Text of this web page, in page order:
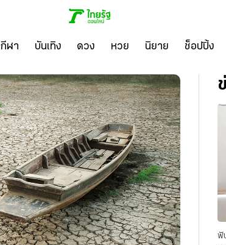
กีฬา บันเทิง ดวง หวย นิยาย ช็อปปิ้ง
ฟั